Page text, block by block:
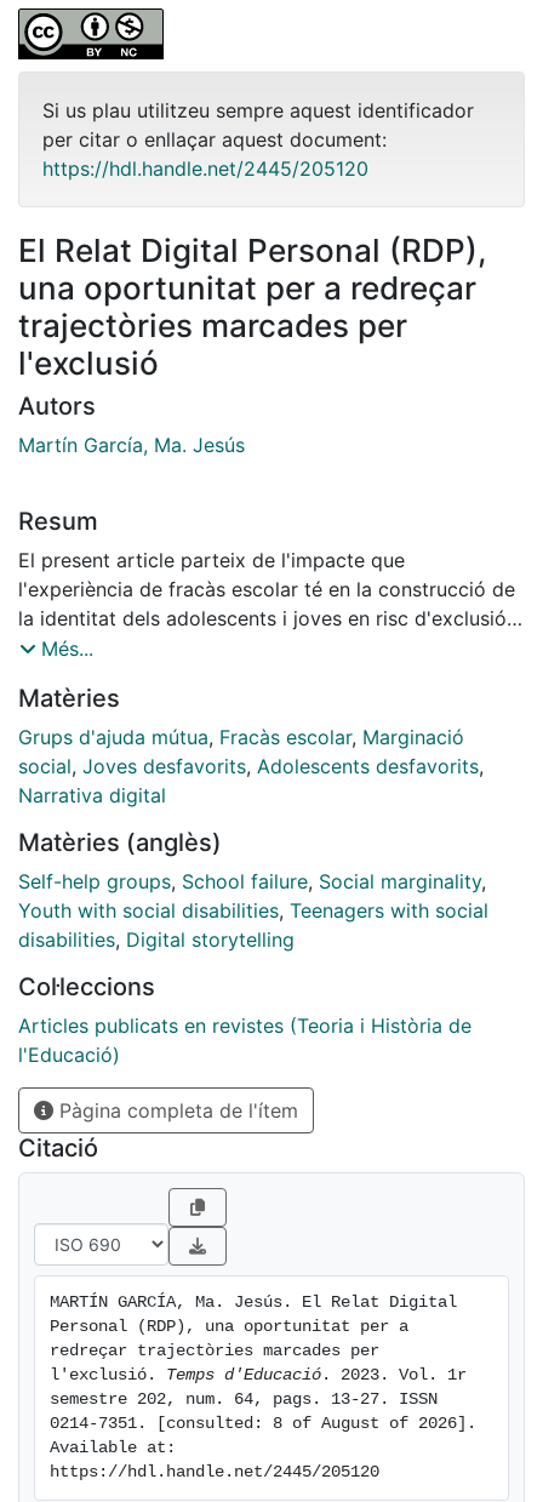
Si us plau utilitzeu sempre aquest identificador
per citar o enllaçar aquest document:
https://hdl.handle.net/2445/205120
El Relat Digital Personal (RDP),
una oportunitat per a redreçar
trajectòries marcades per
l'exclusió
Autors
Martín García, Ma. Jesús
Resum
El present article parteix de l'impacte que
l'experiència de fracàs escolar té en la construcció de
la identitat dels adolescents i joves en risc d'exclusió.
En ell es desenvolupa una proposta metodològica
Mutua (GAM) i els relats digitals personals (RDP),
recursos que activen dinamismes formatius com ara
l'ajuda entre iguals, l'autoconeixement i la presa de
consciència. Per fer-ho es descriu i analitza
crescut en entorns empobrits econòmicament i
cultural. Les conclusions apunten la possibilitat que els
GAM que incorporen la creació de RDP poden
contribuir a posar fre a situacions de marginalitat i a
Més...
Matèries
Grups d'ajuda mútua, Fracàs escolar, Marginació
social, Joves desfavorits, Adolescents desfavorits,
Narrativa digital
Matèries (anglès)
Self-help groups, School failure, Social marginality,
Youth with social disabilities, Teenagers with social
disabilities, Digital storytelling
Col·leccions
Articles publicats en revistes (Teoria i Història de
l'Educació)
Pàgina completa de l'ítem
Citació
MARTÍN GARCÍA, Ma. Jesús. El Relat Digital
Personal (RDP), una oportunitat per a
redreçar trajectòries marcades per
l'exclusió. Temps d'Educació . 2023. Vol. 1r
semestre 202, num. 64, pags. 13-27. ISSN
0214-7351. [consulted: 8 of August of 2026].
Available at:
https://hdl.handle.net/2445/205120